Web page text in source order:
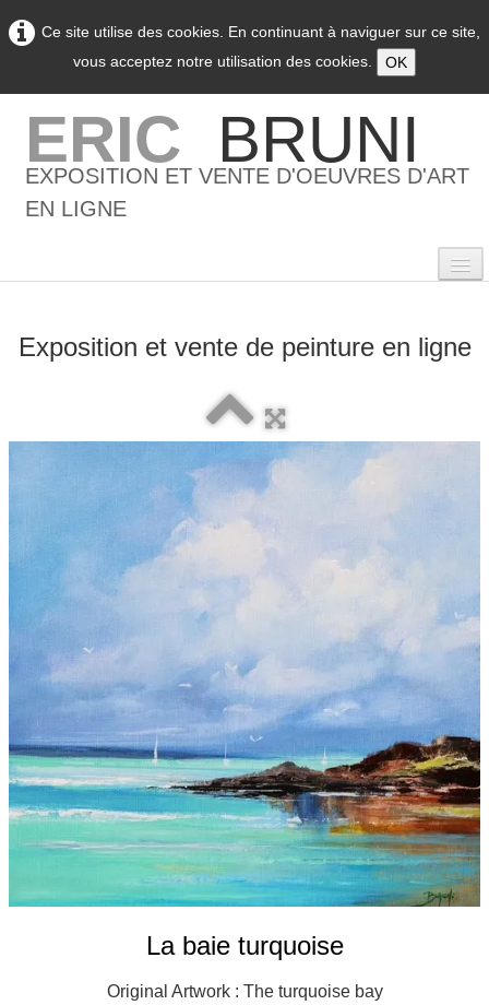
Ce site utilise des cookies. En continuant à naviguer sur ce site,
vous acceptez notre utilisation des cookies.
OK
ERIC BRUNI
EXPOSITION ET VENTE D'OEUVRES D'ART
EN LIGNE
0
L'artiste
Boutique
Contact
Newsletter
BLOG
Français
Exposition et vente de peinture en ligne
La baie turquoise
Original Artwork : The turquoise bay